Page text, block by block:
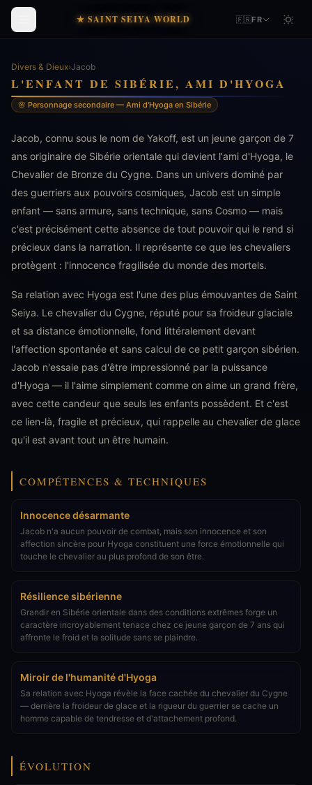
★ SAINT SEIYA WORLD 🇫🇷FR
Divers & Dieux›Jacob
L'ENFANT DE SIBÉRIE, AMI D'HYOGA
🌸 Personnage secondaire — Ami d'Hyoga en Sibérie
Jacob, connu sous le nom de Yakoff, est un jeune garçon de 7
ans originaire de Sibérie orientale qui devient l'ami d'Hyoga, le
Chevalier de Bronze du Cygne. Dans un univers dominé par
des guerriers aux pouvoirs cosmiques, Jacob est un simple
enfant — sans armure, sans technique, sans Cosmo — mais
c'est précisément cette absence de tout pouvoir qui le rend si
précieux dans la narration. Il représente ce que les chevaliers
protègent : l'innocence fragilisée du monde des mortels.
Sa relation avec Hyoga est l'une des plus émouvantes de Saint
Seiya. Le chevalier du Cygne, réputé pour sa froideur glaciale
et sa distance émotionnelle, fond littéralement devant
l'affection spontanée et sans calcul de ce petit garçon sibérien.
Jacob n'essaie pas d'être impressionné par la puissance
d'Hyoga — il l'aime simplement comme on aime un grand frère,
avec cette candeur que seuls les enfants possèdent. Et c'est
ce lien-là, fragile et précieux, qui rappelle au chevalier de glace
qu'il est avant tout un être humain.
COMPÉTENCES & TECHNIQUES
Innocence désarmante
Jacob n'a aucun pouvoir de combat, mais son innocence et son
affection sincère pour Hyoga constituent une force émotionnelle qui
touche le chevalier au plus profond de son être.
Résilience sibérienne
Grandir en Sibérie orientale dans des conditions extrêmes forge un
caractère incroyablement tenace chez ce jeune garçon de 7 ans qui
affronte le froid et la solitude sans se plaindre.
Miroir de l'humanité d'Hyoga
Sa relation avec Hyoga révèle la face cachée du chevalier du Cygne
— derrière la froideur de glace et la rigueur du guerrier se cache un
homme capable de tendresse et d'attachement profond.
ÉVOLUTION